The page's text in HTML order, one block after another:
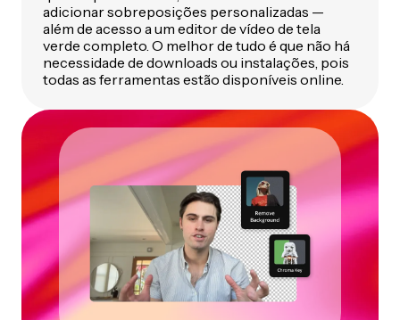
adicionar sobreposições personalizadas —
além de acesso a um editor de vídeo de tela
verde completo. O melhor de tudo é que não há
necessidade de downloads ou instalações, pois
todas as ferramentas estão disponíveis online.